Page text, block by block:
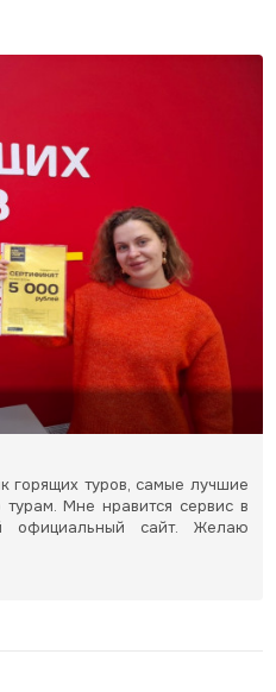
горящих туров, самые лучшие
Мне нравится сервис в
сайт. Желаю